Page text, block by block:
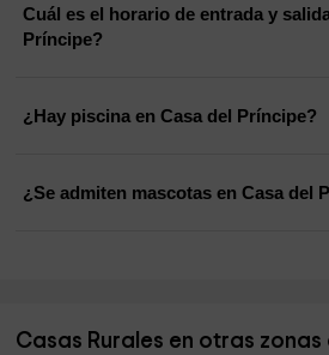
Cuál es el horario de entrada y salida de
Príncipe?
¿Hay piscina en Casa del Príncipe?
¿Se admiten mascotas en Casa del
Casas Rurales en otras